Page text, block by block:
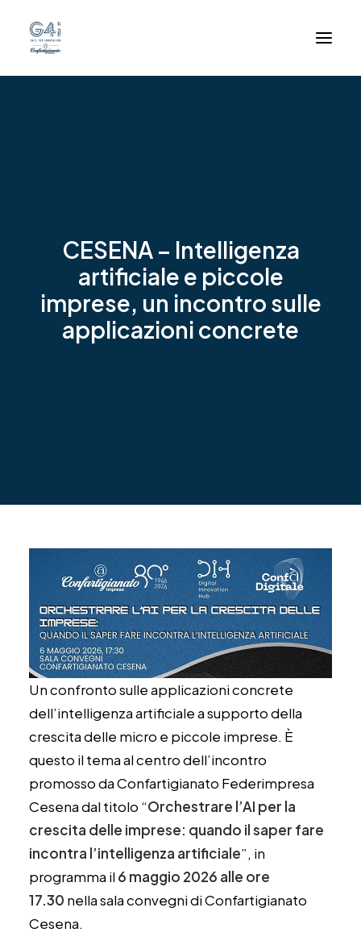
ContattoCESENA – Intelligenza
artificiale e piccole
imprese, un incontro sulle
applicazioni concrete
Un confronto sulle applicazioni concrete
dell’intelligenza artificiale a supporto della
crescita delle micro e piccole imprese. È
questo il tema al centro dell’incontro
promosso da Confartigianato Federimpresa
Cesena dal titolo “Orchestrare l’AI per la
crescita delle imprese: quando il saper fare
incontra l’intelligenza artificiale”, in
programma il6 maggio 2026 alle ore
17.30 nella sala convegni di Confartigianato
Cesena.